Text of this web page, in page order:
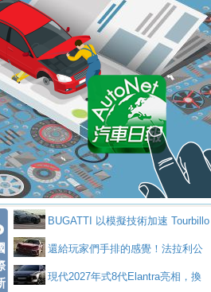
全輔助科技
ntis四品牌經銷權，全新多品牌旗艦展示中
心開幕啟用
屏東特搜大隊再添新利器 SITRAK
救助器材車買氣不衰、SUZUKI經銷商勇於開啟
全新大店，新北都鈴木占地500坪土城旗艦
展示中心開幕
2025第七屆ISUZU運轉職人挑戰賽
熱血登場 展現極致車技與專業職人精神
H2GP世界總決賽圓滿落幕 台灣團
隊表現精彩淨零減碳指標性應用 純電動水泥預
拌車 消防車除了滅火裝備還需要什麼？
一探SITRAK “準” 消防車的究竟
大益金龍初試啼聲，汽柴油5噸貨車
不是對手正宗年鑑2025年全球自動車年鑑1月
下旬問世！2024第六屆ISUZU運轉職人挑戰賽
首度前進南台灣熱烈開戰
豪華電能休旅新星 Audi Q4 Sportba
ck 55 e-tron S lineScania Taiwan 逆風而行，加深力
起展開首批車交車
Volvo EX60 即將叩關，靜肅性、底
盤與數位介面搶先揭露
Audi Q9 將於 2026 年底上市 旗艦
大型 SUV 鎖定七人座豪華市場
BMW攜手漫威電影【蜘蛛人：重生
日】 Skoda 發表全新 Peaq 內裝：七人
座純電旗艦 SUV，行李廂最大可達 935 公
升
全新純電 Mercedes-Benz C 400 4
MATIC Electric 登場
奢華與科技大躍進，MAZDA全新3
代CX-5全方位進化提前亮相並展開預售94.9
萬起
馬自達公布 2027 年式 MX-5 更
新，新增 Yakudo 特別版
Skoda Peaq 發表全新電動動力系
統 最長續航逾 640 公里、支援雙向供電
BMW M2 首度導入 xDrive 四驅，
美國與瑞士需求成關鍵推手
The all-new T-Roc 魅力 自成焦點
BUGATTI 以模擬技術加速 Tourbillo
n 動態開發還給玩家們手排的感覺！法拉利公
布12Cilidri Manaule手排超跑產品細節
現代2027年式8代Elantra亮相，換